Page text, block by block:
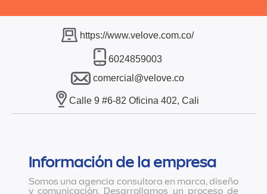
https://www.velove.com.co/
6024859003
comercial@velove.co
Calle 9 #6-82 Oficina 402, Cali
Información de la empresa
Somos una agencia consultora en marca, diseño
y comunicación. Desarrollamos un proceso de